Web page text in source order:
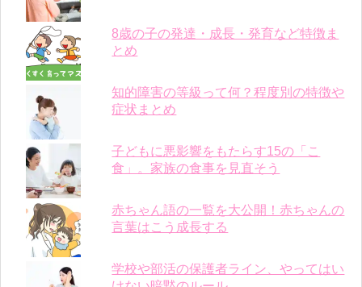
8歳の子の発達・成長・発育など特徴ま
とめ
知的障害の等級って何？程度別の特徴や
症状まとめ
子どもに悪影響をもたらす15の「こ
食」。家族の食事を見直そう
赤ちゃん語の一覧を大公開！赤ちゃんの
言葉はこう成長する
学校や部活の保護者ライン、やってはい